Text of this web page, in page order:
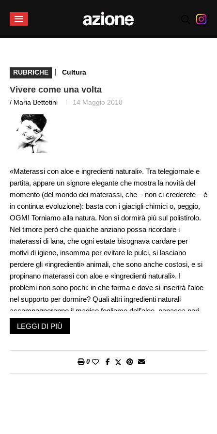
RUBRICHE | Cultura
Vivere come una volta
/ Maria Bettetini 14 Maggio 2018
«Materassi con aloe e ingredienti naturali». Tra telegiornale e
partita, appare un signore elegante che mostra la novità del
momento (del mondo dei materassi, che – non ci crederete – è
in continua evoluzione): basta con i giacigli chimici o, peggio,
OGM! Torniamo alla natura. Non si dormirà più sul polistirolo.
Nel timore però che qualche anziano possa ricordare i
materassi di lana, che ogni estate bisognava cardare per
motivi di igiene, insomma per evitare le pulci, si lasciano
perdere gli «ingredienti» animali, che sono anche costosi, e si
propinano materassi con aloe e «ingredienti naturali». I
problemi non sono pochi: in che forma e dove si inserirà l’aloe
nel supporto per dormire? Quali altri ingredienti naturali
accompagneranno il magico fogliame dell’aloe, panacea pari
solo allo zenzero? E, poi, che cosa significa «cardare»,
chiederanno i miei piccoli lettori. Cominciando dal fondo:
volta riempivano i cuscini e i materassi. Era un’attività estiva
LEGGI DI PIÙ
0